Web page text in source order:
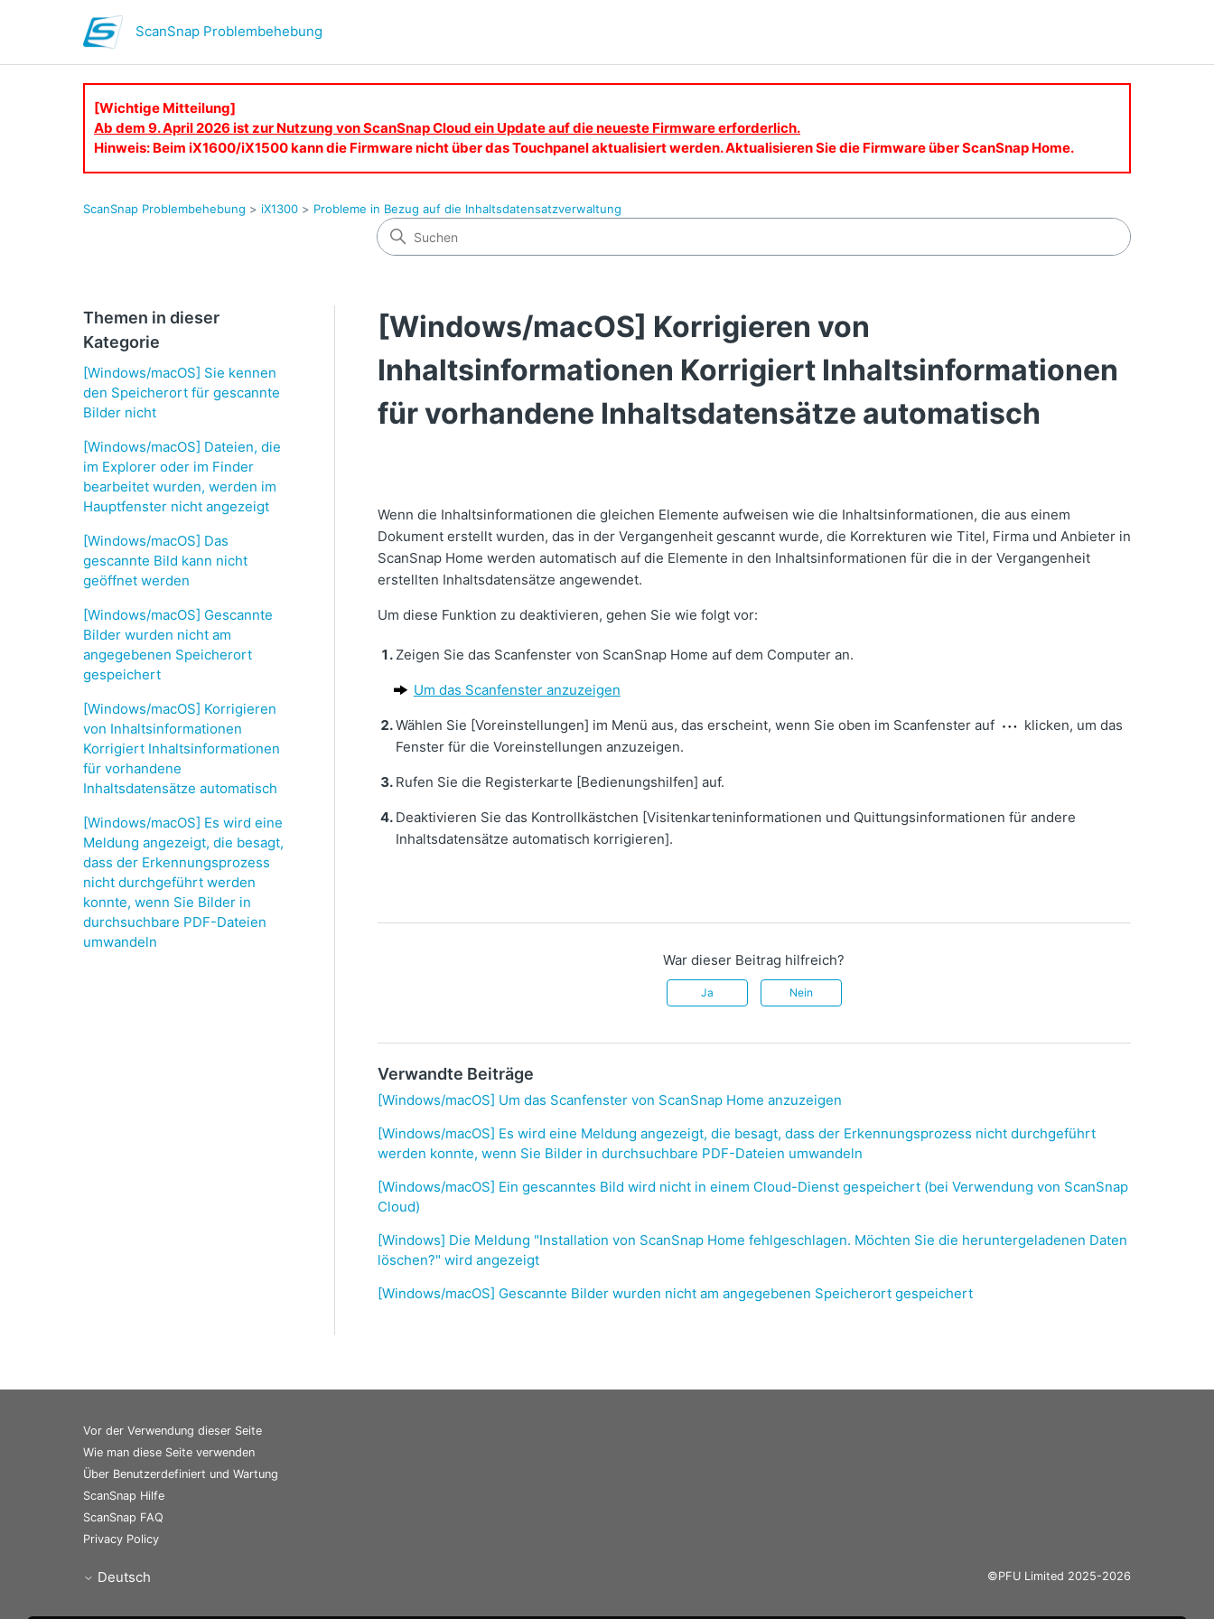
ScanSnap Problembehebung
[Wichtige Mitteilung]
Ab dem 9. April 2026 ist zur Nutzung von ScanSnap Cloud ein Update auf die neueste Firmware erforderlich.
Hinweis: Beim iX1600/iX1500 kann die Firmware nicht über das Touchpanel aktualisiert werden. Aktualisieren Sie die Firmware über ScanSnap Home.
ScanSnap Problembehebung iX1300 Probleme in Bezug auf die Inhaltsdatensatzverwaltung
Themen in dieser
Kategorie
[Windows/macOS] Sie kennen
den Speicherort für gescannte
Bilder nicht
[Windows/macOS] Dateien, die
im Explorer oder im Finder
bearbeitet wurden, werden im
Hauptfenster nicht angezeigt
[Windows/macOS] Das
gescannte Bild kann nicht
geöffnet werden
[Windows/macOS] Gescannte
Bilder wurden nicht am
angegebenen Speicherort
gespeichert
[Windows/macOS] Korrigieren
von Inhaltsinformationen
Korrigiert Inhaltsinformationen
für vorhandene
Inhaltsdatensätze automatisch
[Windows/macOS] Es wird eine
Meldung angezeigt, die besagt,
dass der Erkennungsprozess
nicht durchgeführt werden
konnte, wenn Sie Bilder in
durchsuchbare PDF-Dateien
umwandeln
[Windows/macOS] Korrigieren von
Inhaltsinformationen Korrigiert Inhaltsinformationen
für vorhandene Inhaltsdatensätze automatisch
Wenn die Inhaltsinformationen die gleichen Elemente aufweisen wie die Inhaltsinformationen, die aus einem
Dokument erstellt wurden, das in der Vergangenheit gescannt wurde, die Korrekturen wie Titel, Firma und Anbieter in
ScanSnap Home werden automatisch auf die Elemente in den Inhaltsinformationen für die in der Vergangenheit
erstellten Inhaltsdatensätze angewendet.
Um diese Funktion zu deaktivieren, gehen Sie wie folgt vor:
Zeigen Sie das Scanfenster von ScanSnap Home auf dem Computer an.
Um das Scanfenster anzuzeigen
Wählen Sie [Voreinstellungen] im Menü aus, das erscheint, wenn Sie oben im Scanfenster auf
klicken, um das
Fenster für die Voreinstellungen anzuzeigen.
Rufen Sie die Registerkarte [Bedienungshilfen] auf.
Deaktivieren Sie das Kontrollkästchen [Visitenkarteninformationen und Quittungsinformationen für andere
Inhaltsdatensätze automatisch korrigieren].
War dieser Beitrag hilfreich?
Ja Nein
Verwandte Beiträge
[Windows/macOS] Um das Scanfenster von ScanSnap Home anzuzeigen
[Windows/macOS] Es wird eine Meldung angezeigt, die besagt, dass der Erkennungsprozess nicht durchgeführt
werden konnte, wenn Sie Bilder in durchsuchbare PDF-Dateien umwandeln
[Windows/macOS] Ein gescanntes Bild wird nicht in einem Cloud-Dienst gespeichert (bei Verwendung von ScanSnap
Cloud)
[Windows] Die Meldung "Installation von ScanSnap Home fehlgeschlagen. Möchten Sie die heruntergeladenen Daten
löschen?" wird angezeigt
[Windows/macOS] Gescannte Bilder wurden nicht am angegebenen Speicherort gespeichert
Vor der Verwendung dieser Seite
Wie man diese Seite verwenden
Über Benutzerdefiniert und Wartung
ScanSnap Hilfe
ScanSnap FAQ
Privacy Policy
Deutsch ©PFU Limited 2025-2026